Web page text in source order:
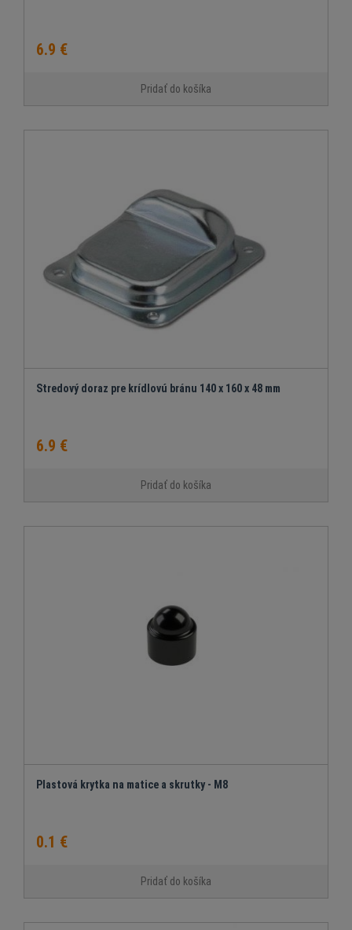
6.9 €
Pridať do košíka
Stredový doraz pre krídlovú bránu 140 x 160 x 48 mm
6.9 €
Pridať do košíka
Plastová krytka na matice a skrutky - M8
0.1 €
Pridať do košíka